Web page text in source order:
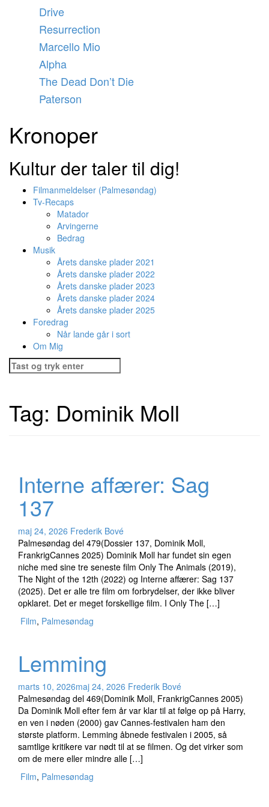
Drive
Resurrection
Marcello Mio
Alpha
The Dead Don’t Die
Paterson
Kronoper
Kultur der taler til dig!
Filmanmeldelser (Palmesøndag)
Tv-Recaps
Matador
Arvingerne
Bedrag
Musik
Årets danske plader 2021
Årets danske plader 2022
Årets danske plader 2023
Årets danske plader 2024
Årets danske plader 2025
Foredrag
Når lande går i sort
Om Mig
Søg
efter:
Tag: Dominik Moll
Interne affærer: Sag
137
maj 24, 2026 Frederik Bové
Palmesøndag del 479(Dossier 137, Dominik Moll,
FrankrigCannes 2025) Dominik Moll har fundet sin egen
niche med sine tre seneste film Only The Animals (2019),
The Night of the 12th (2022) og Interne affærer: Sag 137
(2025). Det er alle tre film om forbrydelser, der ikke bliver
opklaret. Det er meget forskellige film. I Only The […]
Film, Palmesøndag
Lemming
marts 10, 2026maj 24, 2026 Frederik Bové
Palmesøndag del 469(Dominik Moll, FrankrigCannes 2005)
Da Dominik Moll efter fem år var klar til at følge op på Harry,
en ven i nøden (2000) gav Cannes-festivalen ham den
største platform. Lemming åbnede festivalen i 2005, så
samtlige kritikere var nødt til at se filmen. Og det virker som
om de mere eller mindre alle […]
Film, Palmesøndag